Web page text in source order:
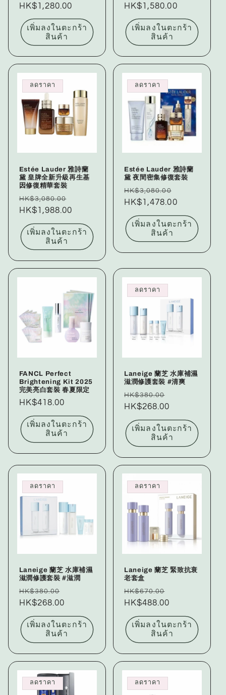
ปกติ โปรโมชัน
HK$1,280.00
เพิ่มลงในตะกร้า
สินค้า
ปกติ โปรโมชัน
HK$1,580.00
เพิ่มลงในตะกร้า
สินค้า
ลดราคา
Estée Lauder 雅詩蘭
黛 皇牌全新升級再生基
因修復精華套裝
ราคา
ปกติ
HK$3,080.00
โปรโมชัน
HK$1,988.00
เพิ่มลงในตะกร้า
สินค้า
ลดราคา
Estée Lauder 雅詩蘭
黛 夜間密集修復套裝
ราคา
ปกติ
HK$3,080.00
โปรโมชัน
HK$1,478.00
เพิ่มลงในตะกร้า
สินค้า
FANCL Perfect
Brightening Kit 2025
完美亮白套裝 春夏限定
ราคา
ปกติ
HK$418.00
เพิ่มลงในตะกร้า
สินค้า
ลดราคา
Laneige 蘭芝 水庫補濕
滋潤修護套裝 #清爽
ราคา
ปกติ
HK$380.00
HK$268.00
เพิ่มลงในตะกร้า
สินค้า
ลดราคา
Laneige 蘭芝 水庫補濕
滋潤修護套裝 #滋潤
ราคา
ปกติ
HK$380.00
HK$268.00
เพิ่มลงในตะกร้า
สินค้า
ลดราคา
Laneige 蘭芝 緊致抗衰
老套盒
ราคา
ปกติ
HK$670.00
HK$488.00
เพิ่มลงในตะกร้า
สินค้า
ลดราคา ลดราคา